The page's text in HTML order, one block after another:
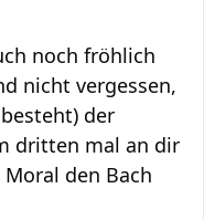
noch fröhlich
nicht vergessen,
der
dritten mal an dir
den Bach